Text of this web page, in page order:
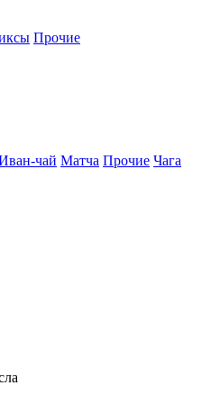
Прочие
чай Матча Прочие Чага